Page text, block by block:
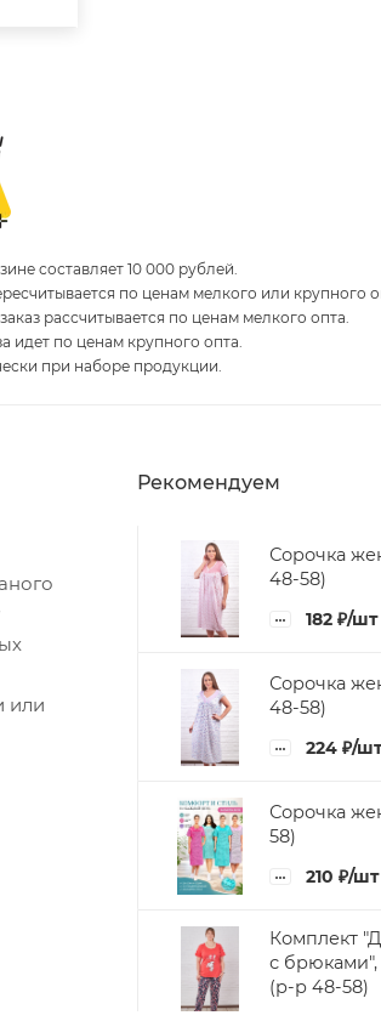
составляет 10 000 рублей.
по ценам мелкого или крупного
рассчитывается по ценам мелкого опта.
идет по ценам крупного опта.
при наборе продукции.
или
Рекомендуем
Сорочка
48-58)
182 ₽/шт
Сорочка
48-58)
224 ₽/шт
Сорочка
58)
210 ₽/шт
Комплект
с
(р-р 48-58)